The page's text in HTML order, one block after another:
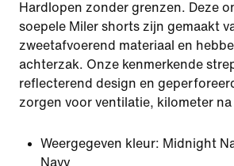
Hardlopen zonder grenzen. Deze
soepele Miler shorts zijn gemaakt
zweetafvoerend materiaal en
achterzak. Onze kenmerkende
reflecterend design en
zorgen voor ventilatie, kilometer na
Weergegeven kleur: Midnight
Navy